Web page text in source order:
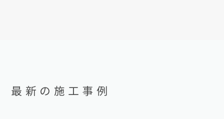
最新の施工事例